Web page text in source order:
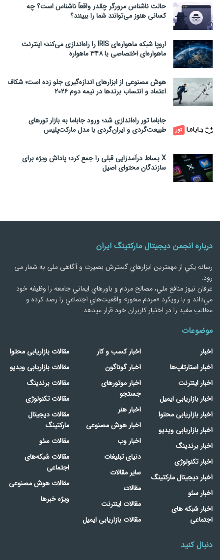
حالت ناشناس مرورگر چقدر واقعاً ناشناس است؟ چه
کسانی هنوز می‌توانند شما را ببینند؟
اروپا شبکه ماهواره‌ای IRIS را راه‌اندازی می‌کند؛ اینترنت
ماهواره‌ای اختصاصی با ۳۴۸ ماهواره
هوش مصنوعی از ابزارهای اندازه‌گیری جلو زده است؛ شکاف
اعتماد و انتساب برندها در نیمه دوم ۲۰۲۶
جاباما تور راه‌اندازی شد؛ ورود جاباما به بازار تورهای
طبیعت‌گردی و ایران‌گردی با مدل مارکت‌پلیس
X بساط درآمدزایی قبلی را جمع کرد؛ پاداش ویژه برای
سازندگان محتوای اصیل
درباره انجمن دیجیتال مارکتینگ ایران
رسانه يكي از مهمترین ابزارهاي گسترش بصیرت و آگاهی ملی به شمار می
رود.
عرفان نیوز منافع ملي، مصالح مردم و باورهاي ايماني جامعه را وظيفه خود
مي‌داند و با رويكرد «مردم‌ محور» واقعيت‌هاي اجتماعي را رصد کرده و
مطالب مفید را در اختیار کاربران خود قرار میدهد.
موضوعات
اخبار
اخبار استارتاپ‌ها
اخبار اینترنت
اخبار بازاریابی ایمیل
اخبار بازاریابی محتوا
اخبار بازاریابی ویدیو
اخبار برندینگ
اخبار تکنولوژی
اخبار دیجیتال مارکتینگ
اخبار سئو
اخبار شبکه های
اجتماعی
اخبار کسب و کار
اخبار گوناگون
اخبار موتورهای
جستجو
اخبار هنر
اخبار هوش مصنوعی
اخبار وب
دنیای تبلیغات
سایر مقالات
مقالات
مقالات اینترنت
مقالات بازاریابی ایمیل
مقالات بازاریابی محتوا
مقالات بازاریابی ویدیو
مقالات برندینگ
مقالات تکنولوژی
مقالات دیجیتال
مارکتینگ
مقالات سئو
مقالات شبکه‌های
اجتماعی
مقالات هوش مصنوعی
ویژه خبرها
دنبال کنید